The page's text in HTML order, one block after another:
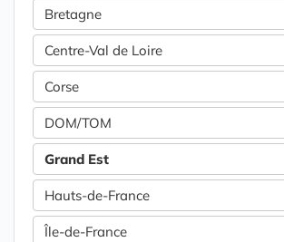
Bretagne
Centre-Val de Loire
Corse
DOM/TOM
Grand Est
Hauts-de-France
Île-de-France